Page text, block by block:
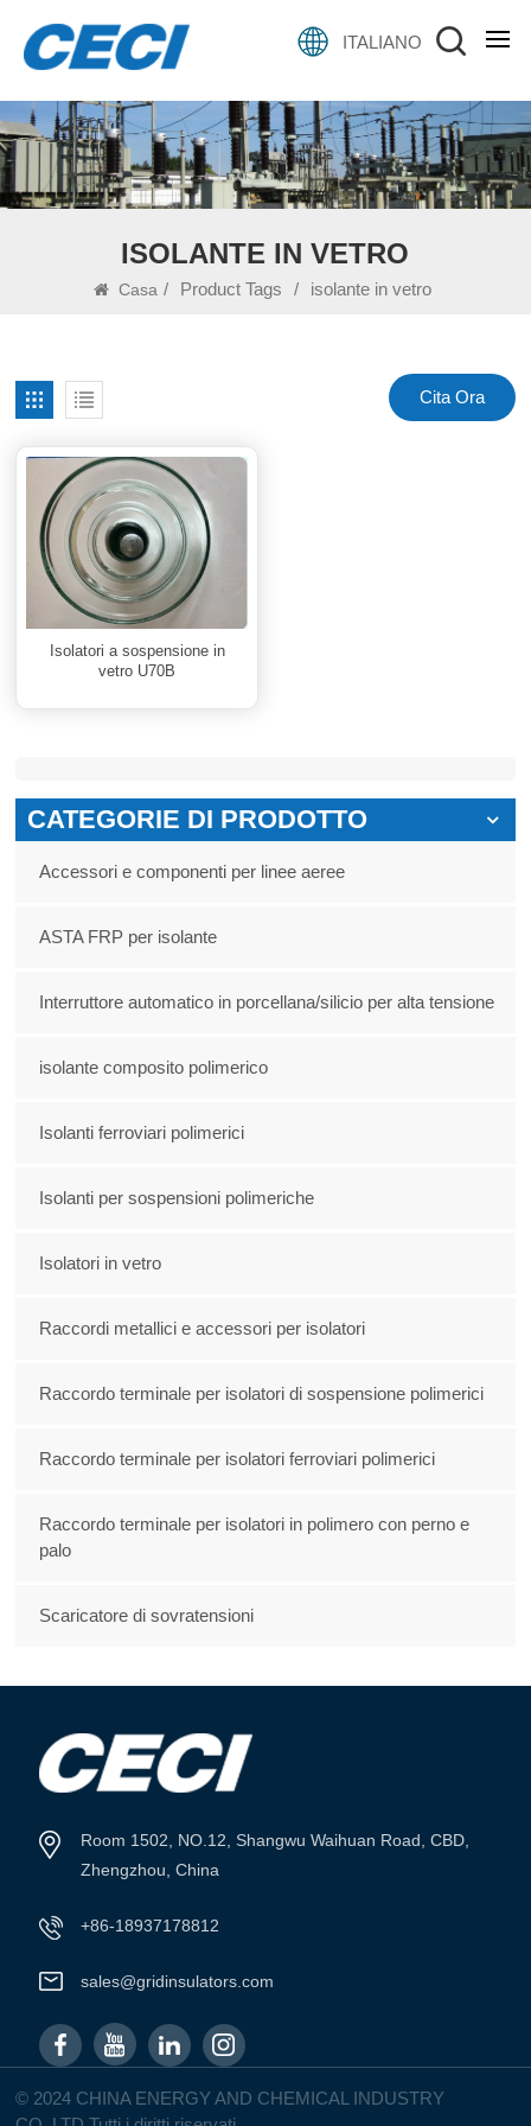
ITALIANO
ISOLANTE IN VETRO
Casa / Product Tags / isolante in vetro
Cita Ora
Isolatori a sospensione in
vetro U70B
CATEGORIE DI PRODOTTO
Accessori e componenti per linee aeree
ASTA FRP per isolante
Interruttore automatico in porcellana/silicio per alta tensione
isolante composito polimerico
Isolanti ferroviari polimerici
Isolanti per sospensioni polimeriche
Isolatori in vetro
Raccordi metallici e accessori per isolatori
Raccordo terminale per isolatori di sospensione polimerici
Raccordo terminale per isolatori ferroviari polimerici
Raccordo terminale per isolatori in polimero con perno e
palo
Scaricatore di sovratensioni
Room 1502, NO.12, Shangwu Waihuan Road, CBD,
Zhengzhou, China
+86-18937178812
sales@gridinsulators.com
© 2024 CHINA ENERGY AND CHEMICAL INDUSTRY